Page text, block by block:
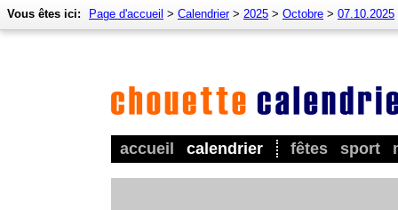
accueil calendrier fêtes sport
Vous êtes ici: Page d'accueil > Calendrier> 2025 > Octobre > 07.10.2025